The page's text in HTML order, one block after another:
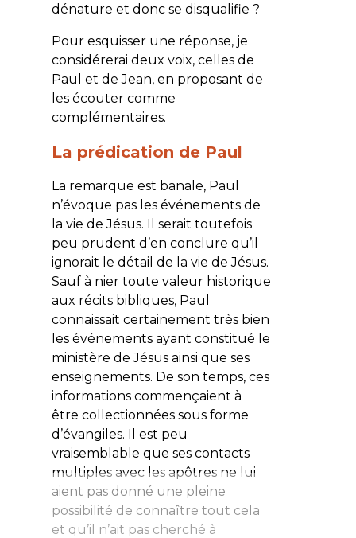
dénature et donc se disqualifie ?
Pour esquisser une réponse, je
considérerai deux voix, celles de
Paul et de Jean, en proposant de
les écouter comme
complémentaires.
La prédication de Paul
La remarque est banale, Paul
n’évoque pas les événements de
la vie de Jésus. Il serait toutefois
peu prudent d’en conclure qu’il
ignorait le détail de la vie de Jésus.
Sauf à nier toute valeur historique
aux récits bibliques, Paul
connaissait certainement très bien
les événements ayant constitué le
ministère de Jésus ainsi que ses
enseignements. De son temps, ces
informations commençaient à
être collectionnées sous forme
d’évangiles. Il est peu
vraisemblable que ses contacts
multiples avec les apôtres ne lui
aient pas donné une pleine
possibilité de connaître tout cela
et qu’il n’ait pas cherché à